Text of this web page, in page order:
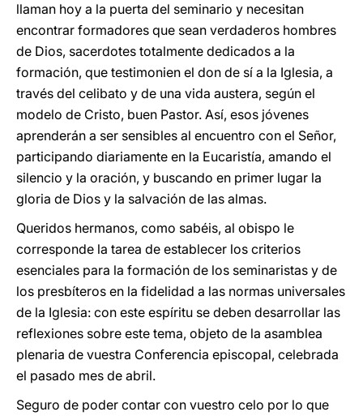
llaman hoy a la puerta del seminario y necesitan
encontrar formadores que sean verdaderos hombres
de Dios, sacerdotes totalmente dedicados a la
formación, que testimonien el don de sí a la Iglesia, a
través del celibato y de una vida austera, según el
modelo de Cristo, buen Pastor. Así, esos jóvenes
aprenderán a ser sensibles al encuentro con el Señor,
participando diariamente en la Eucaristía, amando el
silencio y la oración, y buscando en primer lugar la
gloria de Dios y la salvación de las almas.
Queridos hermanos, como sabéis, al obispo le
corresponde la tarea de establecer los criterios
esenciales para la formación de los seminaristas y de
los presbíteros en la fidelidad a las normas universales
de la Iglesia: con este espíritu se deben desarrollar las
reflexiones sobre este tema, objeto de la asamblea
plenaria de vuestra Conferencia episcopal, celebrada
el pasado mes de abril.
Seguro de poder contar con vuestro celo por lo que